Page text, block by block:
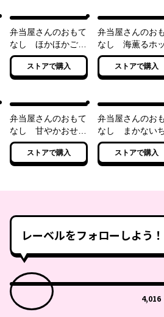
弁当屋さんのおもて
なし ほかほかごは
んと北海鮭かま
ストアで購入
弁当屋さんのお
なし 海薫るホ
フライと思い出
ストアで購入
弁当屋さんのおもて
なし 甘やかおせち
と年越しの願い
ストアで購入
弁当屋さんのお
なし まかない
しと春待ちの君
ストアで購入
レーベルをフォローしよう！
4,016